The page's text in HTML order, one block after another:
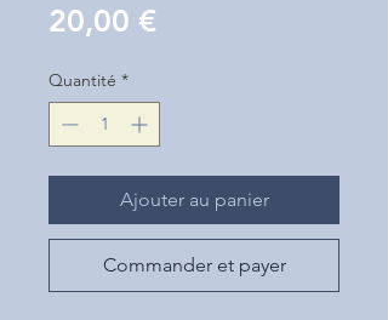
20,00 €Prix
Quantité *
Ajouter au panier
Commander et payer